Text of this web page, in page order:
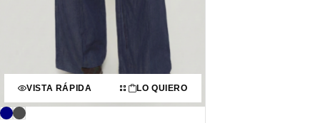
VISTA RÁPIDA LO QUIERO